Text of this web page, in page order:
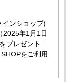
ンショップ)
2025年1月1日
プレゼント！
をご利用